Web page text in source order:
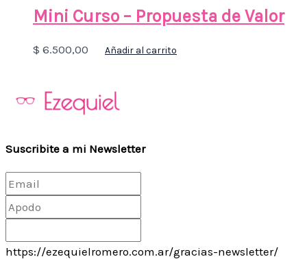
Mini Curso – Propuesta de Valor
$ 6.500,00 Añadir al carrito
Suscribite a mi Newsletter
https://ezequielromero.com.ar/gracias-newsletter/